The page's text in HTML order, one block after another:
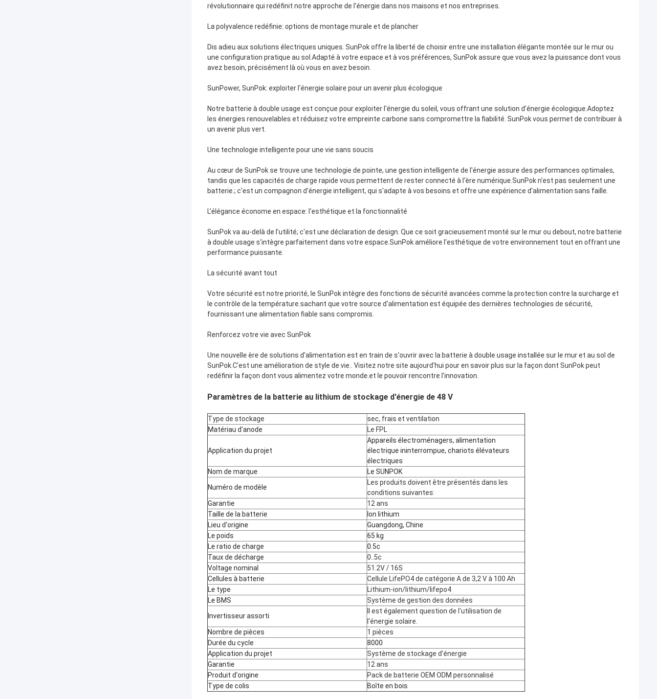
révolutionnaire qui redéfinit notre approche de l'énergie dans nos maisons et nos entreprises.
La polyvalence redéfinie: options de montage murale et de plancher
Dis adieu aux solutions électriques uniques. SunPok offre la liberté de choisir entre une installation élégante montée sur le mur ou
une configuration pratique au sol.Adapté à votre espace et à vos préférences, SunPok assure que vous avez la puissance dont vous
avez besoin, précisément là où vous en avez besoin.
SunPower, SunPok: exploiter l'énergie solaire pour un avenir plus écologique
Notre batterie à double usage est conçue pour exploiter l'énergie du soleil, vous offrant une solution d'énergie écologique.Adoptez
les énergies renouvelables et réduisez votre empreinte carbone sans compromettre la fiabilité. SunPok vous permet de contribuer à
un avenir plus vert.
Une technologie intelligente pour une vie sans soucis
Au cœur de SunPok se trouve une technologie de pointe, une gestion intelligente de l'énergie assure des performances optimales,
tandis que les capacités de charge rapide vous permettent de rester connecté à l'ère numérique.SunPok n'est pas seulement une
batterie.; c'est un compagnon d'énergie intelligent, qui s'adapte à vos besoins et offre une expérience d'alimentation sans faille.
L'élégance économe en espace: l'esthétique et la fonctionnalité
SunPok va au-delà de l'utilité; c'est une déclaration de design. Que ce soit gracieusement monté sur le mur ou debout, notre batterie
à double usage s'intègre parfaitement dans votre espace.SunPok améliore l'esthétique de votre environnement tout en offrant une
performance puissante.
La sécurité avant tout
Votre sécurité est notre priorité, le SunPok intègre des fonctions de sécurité avancées comme la protection contre la surcharge et
le contrôle de la température.sachant que votre source d'alimentation est équipée des dernières technologies de sécurité,
fournissant une alimentation fiable sans compromis.
Renforcez votre vie avec SunPok
Une nouvelle ère de solutions d'alimentation est en train de s'ouvrir avec la batterie à double usage installée sur le mur et au sol de
SunPok.C'est une amélioration de style de vie.. Visitez notre site aujourd'hui pour en savoir plus sur la façon dont SunPok peut
redéfinir la façon dont vous alimentez votre monde.et le pouvoir rencontre l'innovation.
Paramètres de la batterie au lithium de stockage d'énergie de 48 V
Type de stockage
sec, frais et ventilation
Matériau d'anode
Le FPL
Application du projet
Appareils électroménagers, alimentation
électrique ininterrompue, chariots élévateurs
électriques
Nom de marque
Le SUNPOK
Numéro de modèle
Les produits doivent être présentés dans les
conditions suivantes:
Garantie
12 ans
Taille de la batterie
Ion lithium
Lieu d'origine
Guangdong, Chine
Le poids
65 kg
Le ratio de charge
0.5c
Taux de décharge
0..5c
Voltage nominal
51.2V / 16S
Cellules à batterie
Cellule LifePO4 de catégorie A de 3,2 V à 100 Ah
Le type
Lithium-ion/lithium/lifepo4
Le BMS
Système de gestion des données
Invertisseur assorti
Il est également question de l'utilisation de
l'énergie solaire.
Nombre de pièces
1 pièces
Durée du cycle
8000
Application du projet
Système de stockage d'énergie
Garantie
12 ans
Produit d'origine
Pack de batterie OEM ODM personnalisé
Type de colis
Boîte en bois